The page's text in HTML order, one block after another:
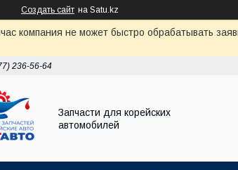
Создать сайт на Satu.kz
компания не может быстро обрабатывать
236-56-64
Запчасти для корейских
автомобилей